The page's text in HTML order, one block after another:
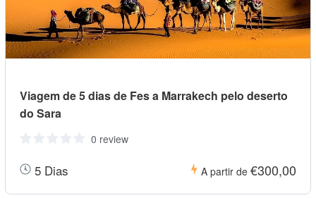
Viagem de 5 dias de Fes a Marrakech pelo deserto
do Sara
0 review
5 Dias A partir de €300,00